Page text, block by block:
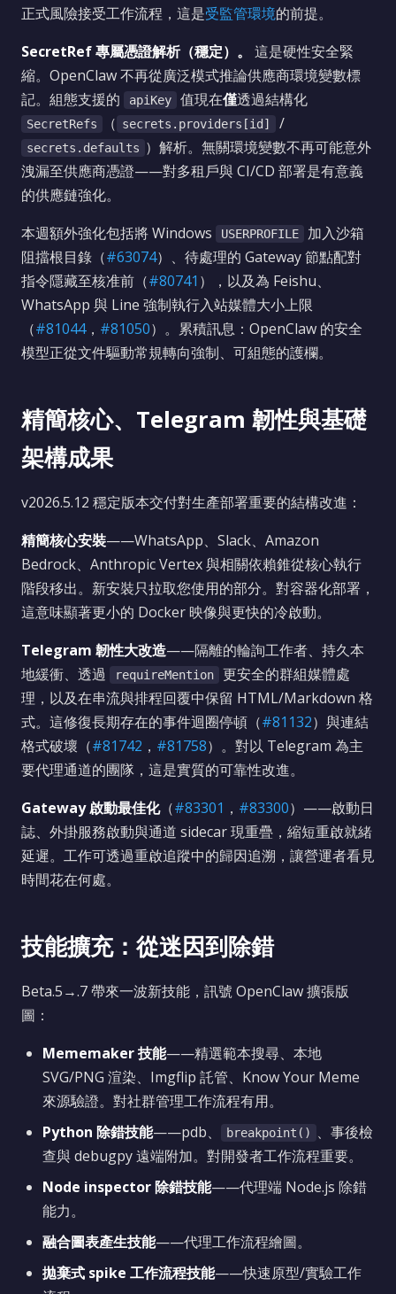
正式風險接受工作流程，這是受監管環境的前提。
SecretRef 專屬憑證解析（穩定）。
這是硬性安全緊
縮。OpenClaw 不再從廣泛模式推論供應商環境變數標
記。組態支援的
apiKey 值現在僅透過結構化
SecretRefs （ secrets.providers[id] /
secrets.defaults ）解析。無關環境變數不再可能意外
洩漏至供應商憑證——對多租戶與 CI/CD 部署是有意義
的供應鏈強化。
本週額外強化包括將 Windows
USERPROFILE
加入沙箱
阻擋根目錄（#63074）、待處理的 Gateway 節點配對
指令隱藏至核准前（#80741 ），以及為 Feishu、
WhatsApp 與 Line 強制執行入站媒體大小上限
（#81044， #81050）。累積訊息：OpenClaw 的安全
模型正從文件驅動常規轉向強制、可組態的護欄。
精簡核心、Telegram 韌性與基礎
架構成果
v2026.5.12 穩定版本交付對生產部署重要的結構改進：
精簡核心安裝——WhatsApp、Slack、Amazon
Bedrock、Anthropic Vertex 與相關依賴錐從核心執行
階段移出。新安裝只拉取您使用的部分。對容器化部署，
這意味顯著更小的 Docker 映像與更快的冷啟動。
Telegram 韌性大改造——隔離的輪詢工作者、持久本
地緩衝、透過
requireMention
更安全的群組媒體處
理，以及在串流與排程回覆中保留 HTML/Markdown 格
式。這修復長期存在的事件迴圈停頓（#81132）與連結
格式破壞（#81742 ， #81758）。對以 Telegram 為主
要代理通道的團隊，這是實質的可靠性改進。
Gateway 啟動最佳化（#83301 ， #83300）——啟動日
誌、外掛服務啟動與通道 sidecar 現重疊，縮短重啟就緒
延遲。工作可透過重啟追蹤中的歸因追溯，讓營運者看見
時間花在何處。
技能擴充：從迷因到除錯
Beta.5→.7 帶來一波新技能，訊號 OpenClaw 擴張版
圖：
Mememaker 技能——精選範本搜尋、本地
SVG/PNG 渲染、Imgflip 託管、Know Your Meme
來源驗證。對社群管理工作流程有用。
Python 除錯技能——pdb、 breakpoint()
、事後檢
查與 debugpy 遠端附加。對開發者工作流程重要。
Node inspector 除錯技能——代理端 Node.js 除錯
能力。
融合圖表產生技能——代理工作流程繪圖。
拋棄式 spike 工作流程技能——快速原型/實驗工作